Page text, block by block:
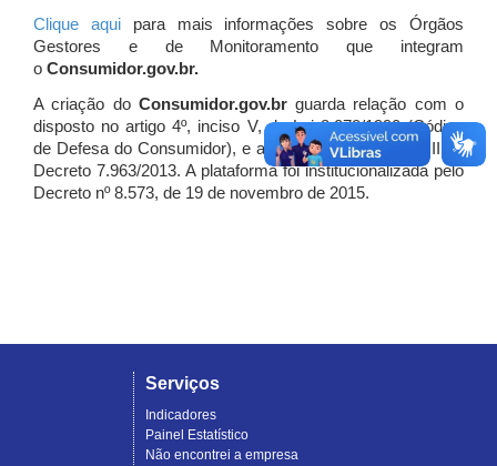
Clique aquipara mais informações sobre os Órgãos
Gestores e de Monitoramento que integram
o Consumidor.gov.br.
A criação do Consumidor.gov.brguarda relação com o
disposto no artigo 4º, inciso V, da Lei 8.078/1990 (Código
de Defesa do Consumidor), e artigo 7º, incisos I, II e III do
Decreto 7.963/2013. A plataforma foi institucionalizada pelo
Decreto nº 8.573, de 19 de novembro de 2015.
Serviços
Indicadores
Painel Estatístico
Não encontrei a empresa